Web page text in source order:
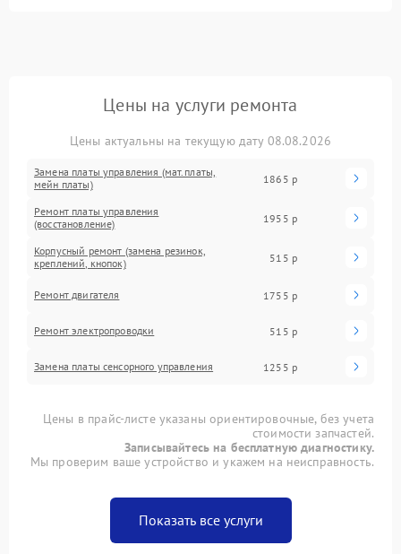
Цены на услуги ремонта
Цены актуальны на текущую дату 08.08.2026
Замена платы управления (мат.платы,
мейн платы)
1865 р
Ремонт платы управления
(восстановление)
1955 р
Корпусный ремонт (замена резинок,
креплений, кнопок)
515 р
Ремонт двигателя 1755 р
Ремонт электропроводки 515 р
Замена платы сенсорного управления 1255 р
Цены в прайс-листе указаны ориентировочные, без учета
стоимости запчастей.
Записывайтесь на бесплатную диагностику.
Мы проверим ваше устройство и укажем на неисправность.
Показать все услуги